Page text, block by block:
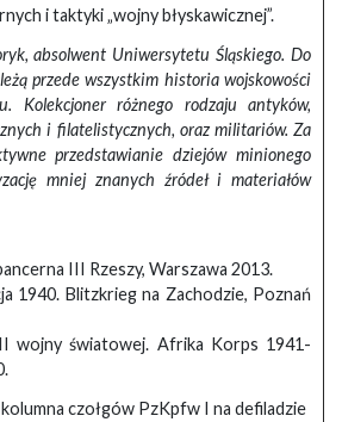
i taktyki „wojny błyskawicznej”.
absolwent Uniwersytetu Śląskiego. Do
przede wszystkim historia wojskowości
Kolekcjoner różnego rodzaju antyków,
i filatelistycznych, oraz militariów. Za
przedstawianie dziejów minionego
mniej znanych źródeł i materiałów
III Rzeszy, Warszawa 2013.
1940. Blitzkrieg na Zachodzie, Poznań
wojny światowej. Afrika Korps 1941-
czołgów PzKpfw I na defiladzie